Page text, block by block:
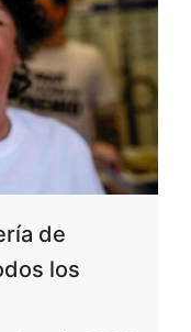
de
los